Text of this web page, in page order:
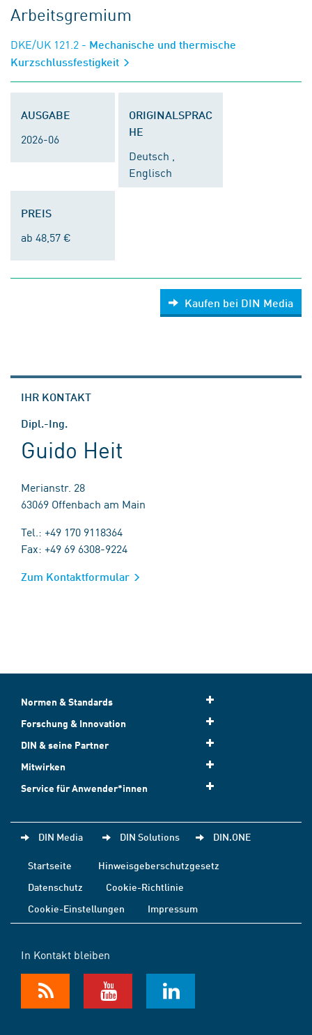
Arbeitsgremium
DKE/UK 121.2 - Mechanische und thermische
Kurzschlussfestigkeit
AUSGABE
2026-06
ORIGINALSPRAC
HE
Deutsch ,
Englisch
PREIS
ab 48,57 €
Kaufen bei DIN Media
IHR KONTAKT
Dipl.-Ing.
Guido Heit
Merianstr. 28
63069 Offenbach am Main
Tel.: +49 170 9118364
Fax: +49 69 6308-9224
Zum Kontaktformular
Normen & Standards
Forschung & Innovation
DIN & seine Partner
Mitwirken
Service für Anwender*innen
DIN Media DIN Solutions DIN.ONE
Startseite
Hinweisgeberschutzgesetz
Datenschutz
Cookie-Richtlinie
Cookie-Einstellungen
Impressum
In Kontakt bleiben